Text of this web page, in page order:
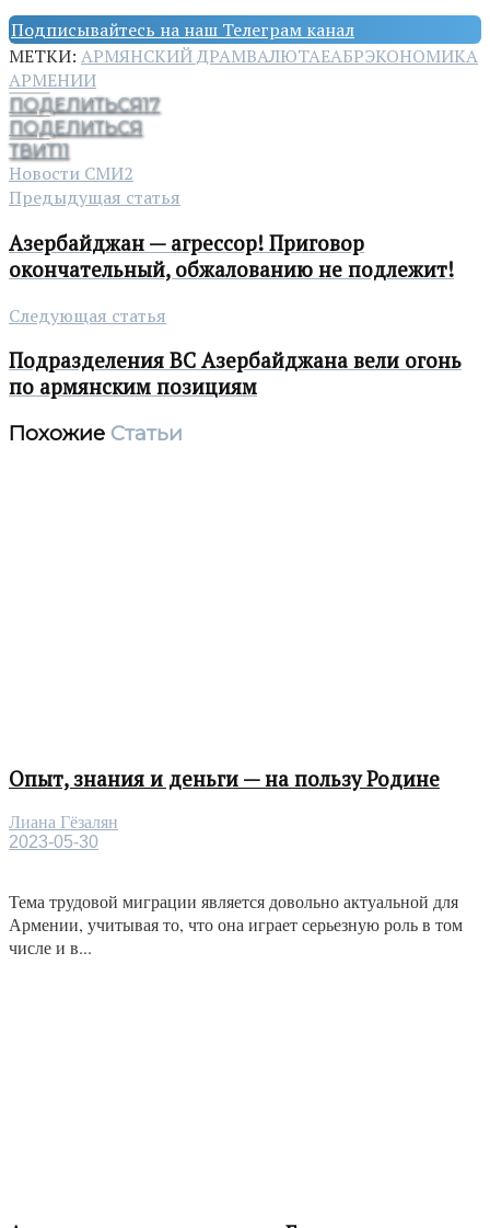
Подписывайтесь на наш Телеграм канал
МЕТКИ: АРМЯНСКИЙ ДРАМВАЛЮТАЕАБРЭКОНОМИКА
АРМЕНИИ
ПОДЕЛИТЬСЯ17
ПОДЕЛИТЬСЯ
ТВИТ11
Новости СМИ2
Предыдущая статья
Азербайджан — агрессор! Приговор
окончательный, обжалованию не подлежит!
Следующая статья
Подразделения ВС Азербайджана вели огонь
по армянским позициям
Похожие Статьи
Опыт, знания и деньги — на пользу Родине
Лиана Гёзалян
2023-05-30
Тема трудовой миграции является довольно актуальной для
Армении, учитывая то, что она играет серьезную роль в том
числе и в...